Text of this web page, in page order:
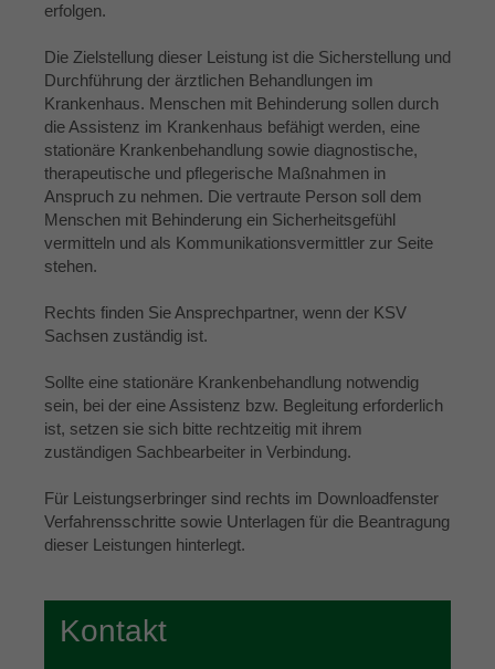
erfolgen.
Die Zielstellung dieser Leistung ist die Sicherstellung und
Durchführung der ärztlichen Behandlungen im
Krankenhaus. Menschen mit Behinderung sollen durch
die Assistenz im Krankenhaus befähigt werden, eine
stationäre Krankenbehandlung sowie diagnostische,
therapeutische und pflegerische Maßnahmen in
Anspruch zu nehmen. Die vertraute Person soll dem
Menschen mit Behinderung ein Sicherheitsgefühl
vermitteln und als Kommunikationsvermittler zur Seite
stehen.
Rechts finden Sie Ansprechpartner, wenn der KSV
Sachsen zuständig ist.
Sollte eine stationäre Krankenbehandlung notwendig
sein, bei der eine Assistenz bzw. Begleitung erforderlich
ist, setzen sie sich bitte rechtzeitig mit ihrem
zuständigen Sachbearbeiter in Verbindung.
Für Leistungserbringer sind rechts im Downloadfenster
Verfahrensschritte sowie Unterlagen für die Beantragung
dieser Leistungen hinterlegt.
Kontakt